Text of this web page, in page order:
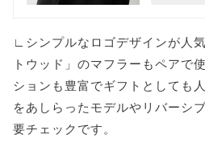
∟シンプルなロゴデザインが人
トウッド」のマフラーもペアで
ションも豊富でギフトとしても
をあしらったモデルやリバーシ
要チェックです。